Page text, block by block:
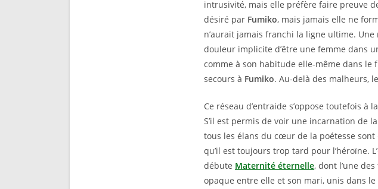
intrusivité, mais elle préfère faire preuve
désiré par Fumiko, mais jamais elle ne
n’aurait jamais franchi la ligne ultime.
douleur implicite d’être une femme dans
comme à son habitude elle-même dans le
secours à Fumiko. Au-delà des malheurs,
Ce réseau d’entraide s’oppose toutefois
S’il est permis de voir une incarnation de
tous les élans du cœur de la poétesse sont
qu’il est toujours trop tard pour l’héroïne.
débute Maternité éternelle, dont l’une
opaque entre elle et son mari, unis dans